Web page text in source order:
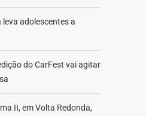
adolescentes a
do CarFest vai agitar
II, em Volta Redonda,